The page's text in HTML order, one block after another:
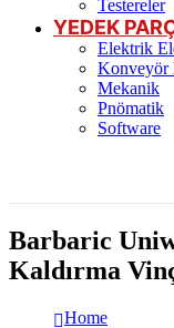
Testereler
YEDEK
Elektrik
Konveyör
Mekanik
Pnömatik
Software
Barbaric
Kaldırma
Home